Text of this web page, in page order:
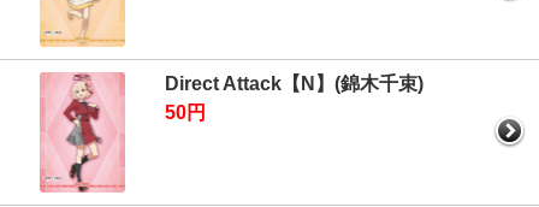
Direct Attack【N】(錦木千束)
50円